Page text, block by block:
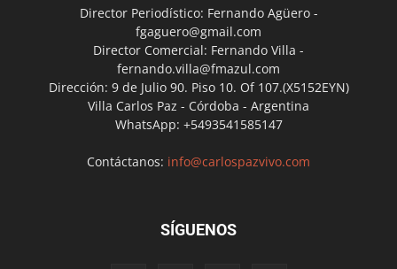
Director Periodístico: Fernando Agüero -
fgaguero@gmail.com
Director Comercial: Fernando Villa -
fernando.villa@fmazul.com
Dirección: 9 de Julio 90. Piso 10. Of 107.(X5152EYN)
Villa Carlos Paz - Córdoba - Argentina
WhatsApp: +5493541585147
Contáctanos: info@carlospazvivo.com
SÍGUENOS